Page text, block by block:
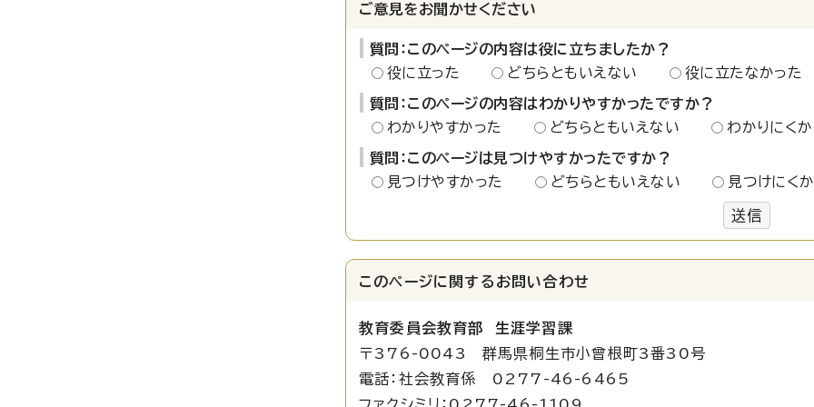
ご意見をお聞かせください
質問：このページの内容は役に立ちましたか？
役に立った
どちらともいえない 役に立たなかった
質問：このページの内容はわかりやすかったですか？
わかりやすかった
どちらともいえない わかりにくか
質問：このページは見つけやすかったですか？
見つけやすかった
どちらともいえない 見つけにく
送信
このページに関する お問い合わせ
教育委員会教育部 生涯学習課
〒376-0043 群馬県桐生市小曾根町3番30号
電話：社会教育係 0277-46-6465
ファクシミリ：0277-46-1109